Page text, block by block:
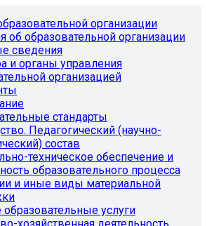
организации
об образовательной организации
сведения
и органы управления
организацией
стандарты
Педагогический (научно-
состав
техническое обеспечение и
образовательного процесса
и иные виды материальной
услуги